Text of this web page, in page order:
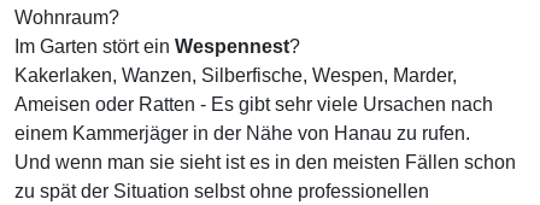
Wohnraum?
Im Garten stört ein Wespennest?
Kakerlaken, Wanzen, Silberfische, Wespen, Marder,
Ameisen oder Ratten - Es gibt sehr viele Ursachen nach
einem Kammerjäger in der Nähe von Hanau zu rufen.
Und wenn man sie sieht ist es in den meisten Fällen schon
zu spät der Situation selbst ohne professionellen